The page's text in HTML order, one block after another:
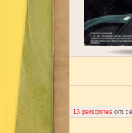
13 personnes ont